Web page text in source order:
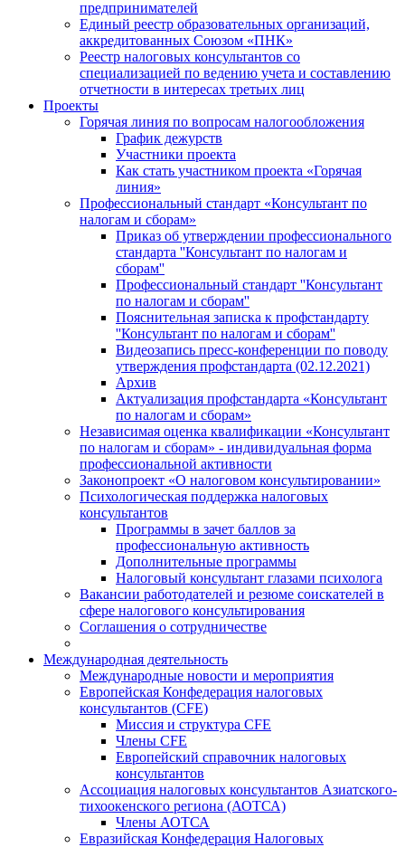
предпринимателей
Единый реестр образовательных организаций,
аккредитованных Союзом «ПНК»
Реестр налоговых консультантов со
специализацией по ведению учета и составлению
отчетности в интересах третьих лиц
Проекты
Горячая линия по вопросам налогообложения
График дежурств
Участники проекта
Как стать участником проекта «Горячая
линия»
Профессиональный стандарт «Консультант по
налогам и сборам»
Приказ об утверждении профессионального
стандарта ''Консультант по налогам и
сборам''
Профессиональный стандарт ''Консультант
по налогам и сборам''
Пояснительная записка к профстандарту
''Консультант по налогам и сборам''
Видеозапись пресс-конференции по поводу
утверждения профстандарта (02.12.2021)
Архив
Актуализация профстандарта «Консультант
по налогам и сборам»
Независимая оценка квалификации «Консультант
по налогам и сборам» - индивидуальная форма
профессиональной активности
Законопроект «О налоговом консультировании»
Психологическая поддержка налоговых
консультантов
Программы в зачет баллов за
профессиональную активность
Дополнительные программы
Налоговый консультант глазами психолога
Вакансии работодателей и резюме соискателей в
сфере налогового консультирования
Соглашения о сотрудничестве
Международная деятельность
Международные новости и мероприятия
Европейская Конфедерация налоговых
консультантов (CFE)
Миссия и структура CFE
Члены CFE
Европейский справочник налоговых
консультантов
Ассоциация налоговых консультантов Азиатского-
тихоокенского региона (АОТСА)
Члены АОТСА
Евразийская Конфедерация Налоговых